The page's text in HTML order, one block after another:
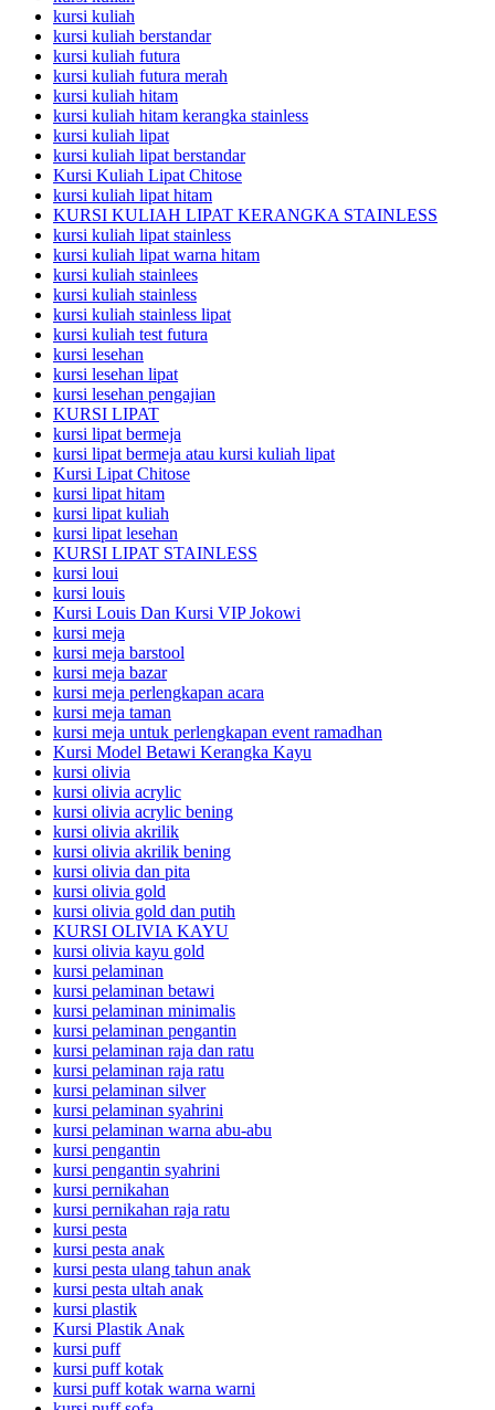
kursi kuliah
kursi kuliah berstandar
kursi kuliah futura
kursi kuliah futura merah
kursi kuliah hitam
kursi kuliah hitam kerangka stainless
kursi kuliah lipat
kursi kuliah lipat berstandar
Kursi Kuliah Lipat Chitose
kursi kuliah lipat hitam
KURSI KULIAH LIPAT KERANGKA STAINLESS
kursi kuliah lipat stainless
kursi kuliah lipat warna hitam
kursi kuliah stainlees
kursi kuliah stainless
kursi kuliah stainless lipat
kursi kuliah test futura
kursi lesehan
kursi lesehan lipat
kursi lesehan pengajian
KURSI LIPAT
kursi lipat bermeja
kursi lipat bermeja atau kursi kuliah lipat
Kursi Lipat Chitose
kursi lipat hitam
kursi lipat kuliah
kursi lipat lesehan
KURSI LIPAT STAINLESS
kursi loui
kursi louis
Kursi Louis Dan Kursi VIP Jokowi
kursi meja
kursi meja barstool
kursi meja bazar
kursi meja perlengkapan acara
kursi meja taman
kursi meja untuk perlengkapan event ramadhan
Kursi Model Betawi Kerangka Kayu
kursi olivia
kursi olivia acrylic
kursi olivia acrylic bening
kursi olivia akrilik
kursi olivia akrilik bening
kursi olivia dan pita
kursi olivia gold
kursi olivia gold dan putih
KURSI OLIVIA KAYU
kursi olivia kayu gold
kursi pelaminan
kursi pelaminan betawi
kursi pelaminan minimalis
kursi pelaminan pengantin
kursi pelaminan raja dan ratu
kursi pelaminan raja ratu
kursi pelaminan silver
kursi pelaminan syahrini
kursi pelaminan warna abu-abu
kursi pengantin
kursi pengantin syahrini
kursi pernikahan
kursi pernikahan raja ratu
kursi pesta
kursi pesta anak
kursi pesta ulang tahun anak
kursi pesta ultah anak
kursi plastik
Kursi Plastik Anak
kursi puff
kursi puff kotak
kursi puff kotak warna warni